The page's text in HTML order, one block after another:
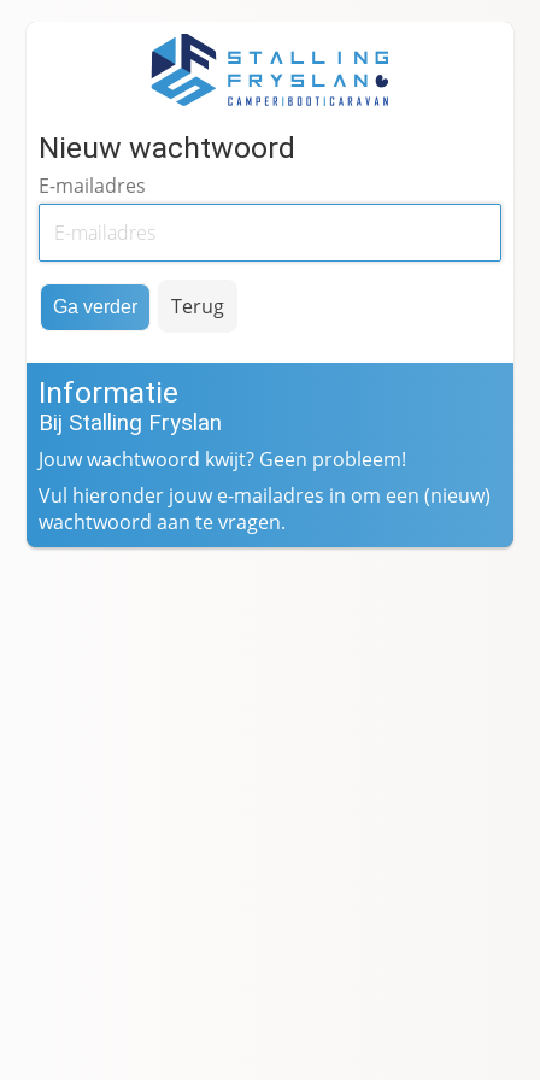
Informatie
Bij Stalling Fryslan
Jouw wachtwoord kwijt? Geen probleem!
Vul hieronder jouw e-mailadres in om een (nieuw)
wachtwoord aan te vragen.
Nieuw wachtwoord
E-mailadres
Terug